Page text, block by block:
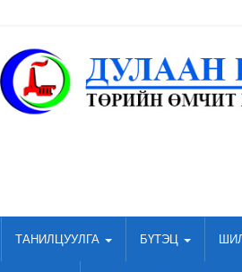
ТАНИЛЦУУЛГА БҮТЭЦ